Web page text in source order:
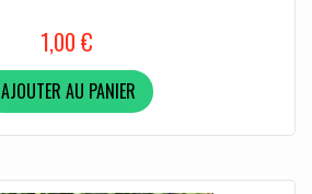
1,00 €
AJOUTER AU PANIER